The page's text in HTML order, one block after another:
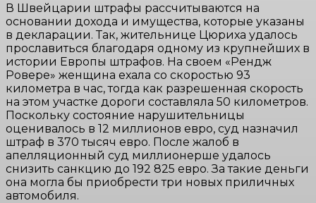
В Швейцарии штрафы рассчитываются на
основании дохода и имущества, которые указаны
в декларации. Так, жительнице Цюриха удалось
прославиться благодаря одному из крупнейших в
истории Европы штрафов. На своем «Рендж
Ровере» женщина ехала со скоростью 93
километра в час, тогда как разрешенная скорость
на этом участке дороги составляла 50 километров.
Поскольку состояние нарушительницы
оценивалось в 12 миллионов евро, суд назначил
штраф в 370 тысяч евро. После жалоб в
апелляционный суд миллионерше удалось
снизить санкцию до 192 825 евро. За такие деньги
она могла бы приобрести три новых приличных
автомобиля.